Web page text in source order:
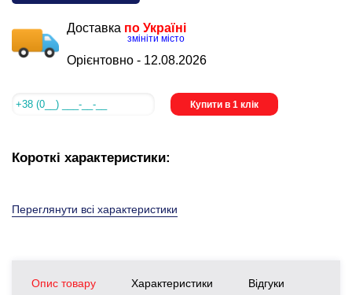
Доставка по Україні
змініти місто
Орієнтовно - 12.08.2026
Купити в 1 клік
Короткі характеристики:
Переглянути всі характеристики
Опис товару Характеристики Відгуки